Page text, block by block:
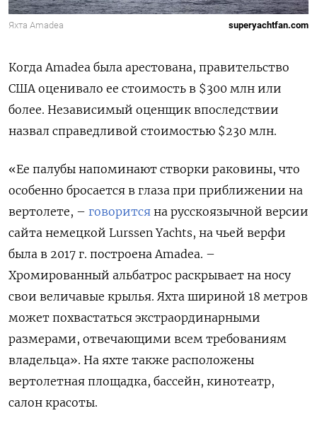
Яхта Amadea superyachtfan.com
Когда Amadea была арестована, правительство
США оценивало ее стоимость в $300 млн или
более. Независимый оценщик впоследствии
назвал справедливой стоимостью $230 млн.
«Ее палубы напоминают створки раковины, что
особенно бросается в глаза при приближении на
вертолете, – говорится на русскоязычной версии
сайта немецкой Lurssen Yachts, на чьей верфи
была в 2017 г. построена Amadea. –
Хромированный альбатрос раскрывает на носу
свои величавые крылья. Яхта шириной 18 метров
может похвастаться экстраординарными
размерами, отвечающими всем требованиям
владельца». На яхте также расположены
вертолетная площадка, бассейн, кинотеатр,
салон красоты.